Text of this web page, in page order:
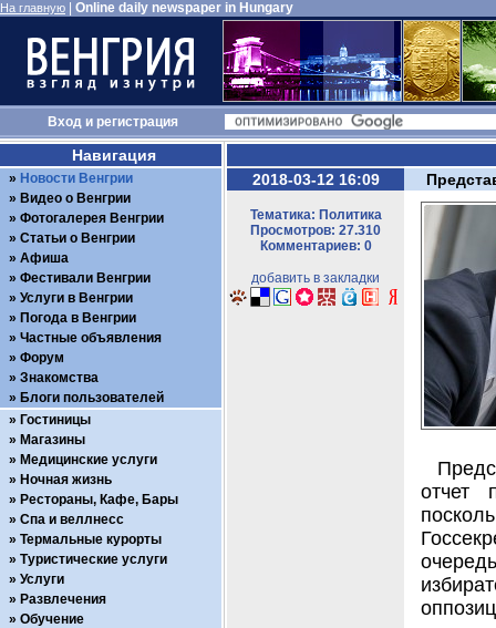
На главную Online daily newspaper in Hungary
Входи регистрация
2018-03-12 16:09
Тематика: Политика
Просмотров: 27.310
Комментариев: 0
добавить в закладки
отчет
Навигация
Новости Венгрии
Видео о Венгрии
Фотогалерея Венгрии
Статьи о Венгрии
Афиша
Фестивали Венгрии
Услуги в Венгрии
Погода в Венгрии
Частные объявления
Форум
Знакомства
Блоги пользователей
Гостиницы
Магазины
Медицинские услуги
Ночная жизнь
Рестораны, Кафе, Бары
Спа и веллнесс
Термальные курорты
Туристические услуги
Услуги
Развлечения
Обучение